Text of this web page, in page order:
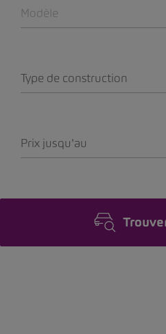
Modèle
Type de construction
Prix jusqu'au